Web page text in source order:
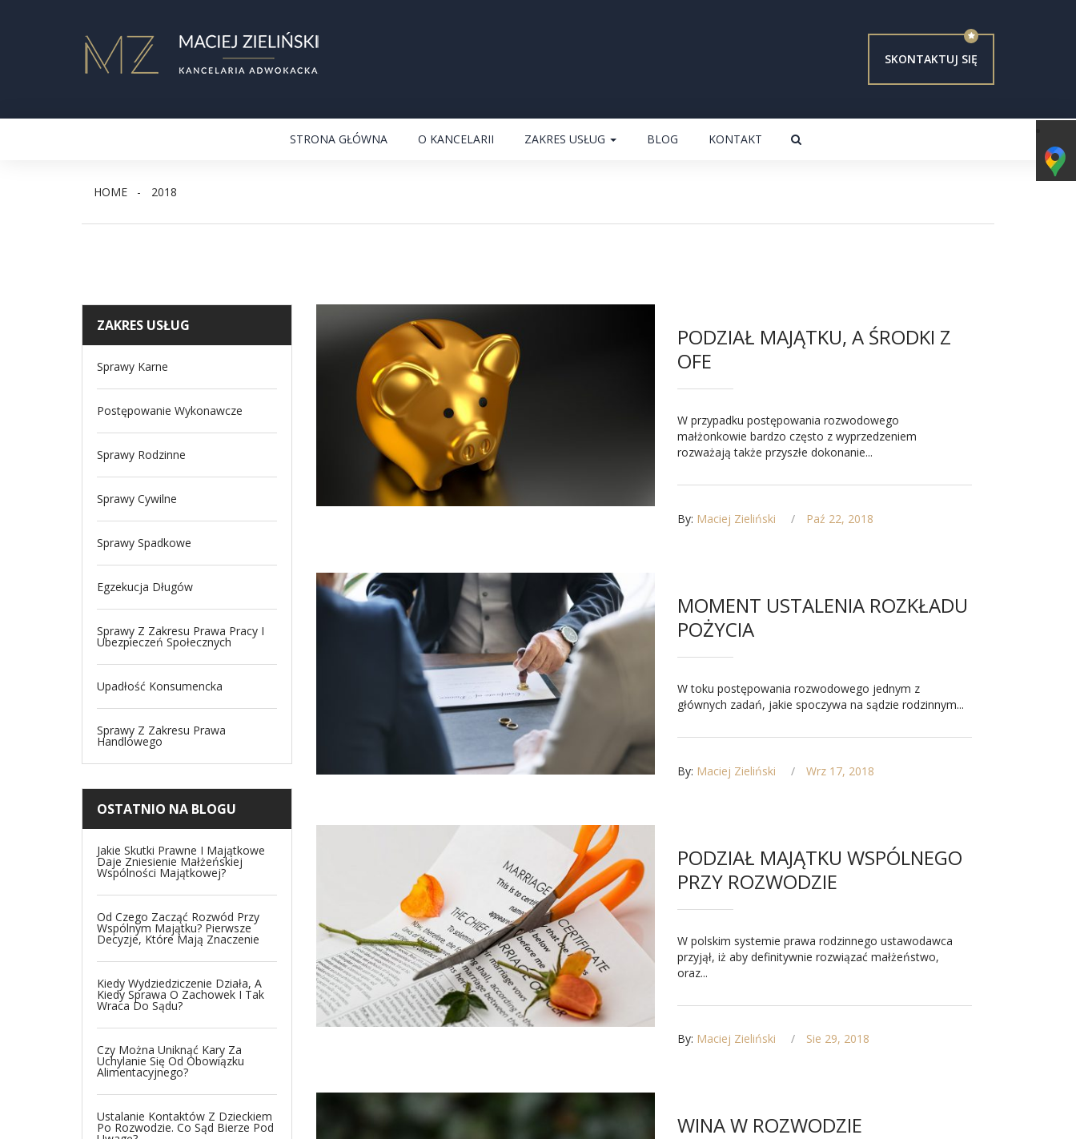
SKONTAKTUJ SIĘ
STRONA GŁÓWNA O KANCELARII ZAKRES USŁUG BLOG KONTAKT
HOME 2018
PODZIAŁ MAJĄTKU, A ŚRODKI Z
OFE
W przypadku postępowania rozwodowego
małżonkowie bardzo często z wyprzedzeniem
rozważają także przyszłe dokonanie...
By: Maciej Zieliński Paź 22, 2018
MOMENT USTALENIA ROZKŁADU
POŻYCIA
W toku postępowania rozwodowego jednym z
głównych zadań, jakie spoczywa na sądzie rodzinnym...
By: Maciej Zieliński Wrz 17, 2018
PODZIAŁ MAJĄTKU WSPÓLNEGO
PRZY ROZWODZIE
W polskim systemie prawa rodzinnego ustawodawca
przyjął, iż aby definitywnie rozwiązać małżeństwo,
oraz...
By: Maciej Zieliński Sie 29, 2018
WINA W ROZWODZIE
ZAKRES USŁUG
Sprawy Karne
Postępowanie Wykonawcze
Sprawy Rodzinne
Sprawy Cywilne
Sprawy Spadkowe
Egzekucja Długów
Sprawy Z Zakresu Prawa Pracy I
Ubezpieczeń Społecznych
Upadłość Konsumencka
Sprawy Z Zakresu Prawa
Handlowego
OSTATNIO NA BLOGU
Jakie Skutki Prawne I Majątkowe
Daje Zniesienie Małżeńskiej
Wspólności Majątkowej?
Od Czego Zacząć Rozwód Przy
Wspólnym Majątku? Pierwsze
Decyzje, Które Mają Znaczenie
Kiedy Wydziedziczenie Działa, A
Kiedy Sprawa O Zachowek I Tak
Wraca Do Sądu?
Czy Można Uniknąć Kary Za
Uchylanie Się Od Obowiązku
Alimentacyjnego?
Ustalanie Kontaktów Z Dzieckiem
Po Rozwodzie. Co Sąd Bierze Pod